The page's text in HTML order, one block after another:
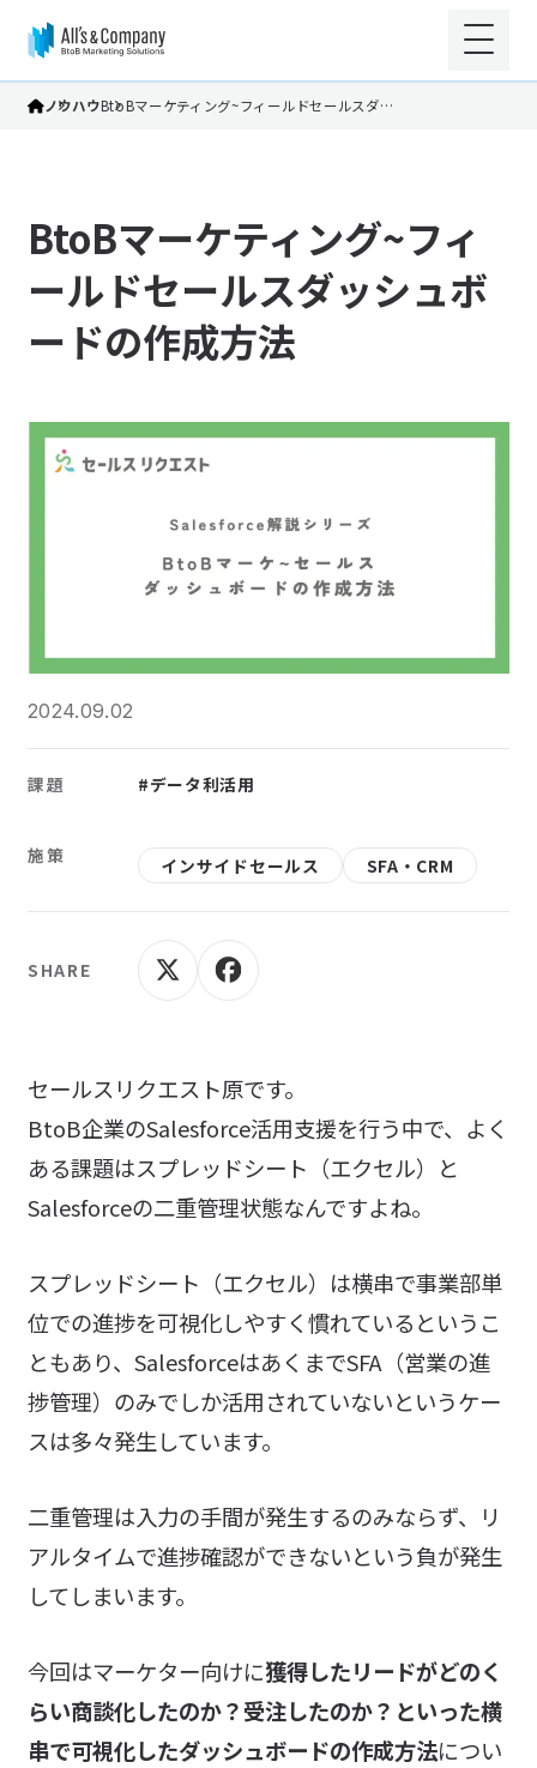
ノウハウBtoBマーケティング~フィールドセールスダ…
BtoBマーケティング~フィ
ールドセールスダッシュボ
ードの作成方法
セールスリクエスト原です。
BtoB企業のSalesforce活用支援を行う中で、よく
ある課題はスプレッドシート（エクセル）と
Salesforceの二重管理状態なんですよね。
スプレッドシート（エクセル）は横串で事業部単
位での進捗を可視化しやすく慣れているというこ
ともあり、SalesforceはあくまでSFA（営業の進
捗管理）のみでしか活用されていないというケー
スは多々発生しています。
二重管理は入力の手間が発生するのみならず、リ
アルタイムで進捗確認ができないという負が発生
してしまいます。
今回はマーケター向けに獲得したリードがどのく
らい商談化したのか？受注したのか？といった横
串で可視化したダッシュボードの作成方法につい
2024.09.02
課題 #データ利活用
施策 インサイドセールス SFA・CRM
SHARE